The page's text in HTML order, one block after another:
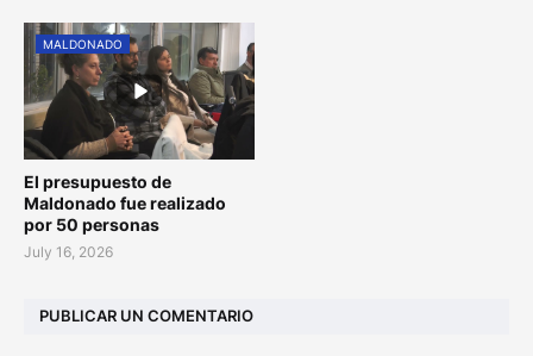
MALDONADO
El presupuesto de
Maldonado fue realizado
por 50 personas
July 16, 2026
PUBLICAR UN COMENTARIO